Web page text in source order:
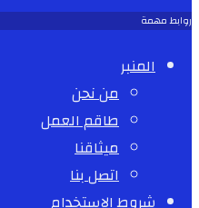
روابط مهمة
المنبر
من نحن
طاقم العمل
ميثاقنا
اتصل بنا
شروط الإستخدام